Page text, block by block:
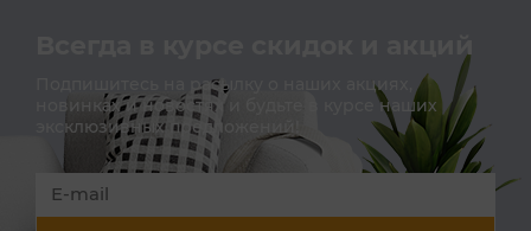
Всегда в курсе скидок и акций
Подпишитесь на расылку о наших акциях,
новинках и новостях и будьте в курсе наших
эксклюзивных предложений!